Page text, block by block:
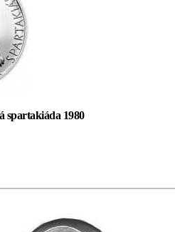
spartakiáda 1980